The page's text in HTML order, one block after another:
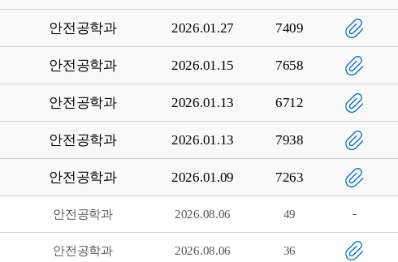
안전공학과 2026.01.27 7409
안전공학과 2026.01.15 7658
안전공학과 2026.01.13 6712
안전공학과 2026.01.13 7938
안전공학과 2026.01.09 7263
안전공학과 2026.08.06 49
안전공학과 2026.08.06 36